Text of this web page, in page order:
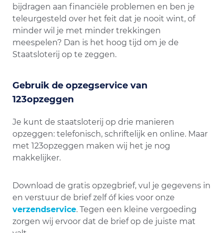
bijdragen aan financiële problemen en ben je
teleurgesteld over het feit dat je nooit wint, of
minder wil je met minder trekkingen
meespelen? Dan is het hoog tijd om je de
Staatsloterij op te zeggen.
Gebruik de opzegservice van
123opzeggen
Je kunt de staatsloterij op drie manieren
opzeggen: telefonisch, schriftelijk en online. Maar
met 123opzeggen maken wij het je nog
makkelijker.
Download de gratis opzegbrief, vul je gegevens in
en verstuur de brief zelf óf kies voor onze
verzendservice. Tegen een kleine vergoeding
zorgen wij ervoor dat de brief op de juiste mat